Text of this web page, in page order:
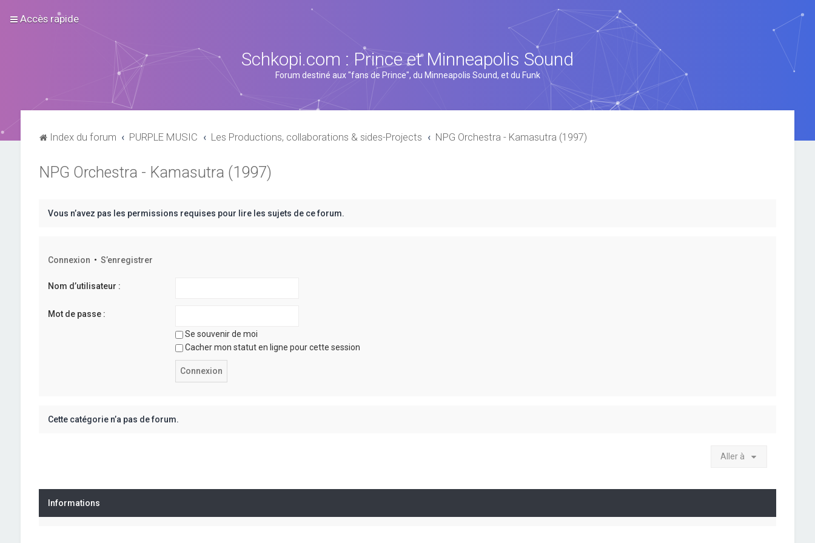
Accès rapide
Schkopi.com : Prince et Minneapolis Sound
Forum destiné aux "fans de Prince", du Minneapolis Sound, et du Funk
Index du forum PURPLE MUSIC Les Productions, collaborations & sides-Projects NPG Orchestra - Kamasutra (1997)
NPG Orchestra - Kamasutra (1997)
Vous n’avez pas les permissions requises pour lire les sujets de ce forum.
Connexion • S’enregistrer
Nom d’utilisateur :
Mot de passe :
Se souvenir de moi
Cacher mon statut en ligne pour cette session
Cette catégorie n’a pas de forum.
Aller à
Informations